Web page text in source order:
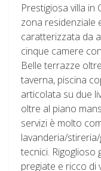
Prestigiosa villa
zona residenziale
caratterizzata da
cinque camere
Belle terrazze
taverna, piscina
articolata su due
oltre al piano
servizi è molto
lavanderia/
tecnici. Rigoglioso
pregiate e ricco di